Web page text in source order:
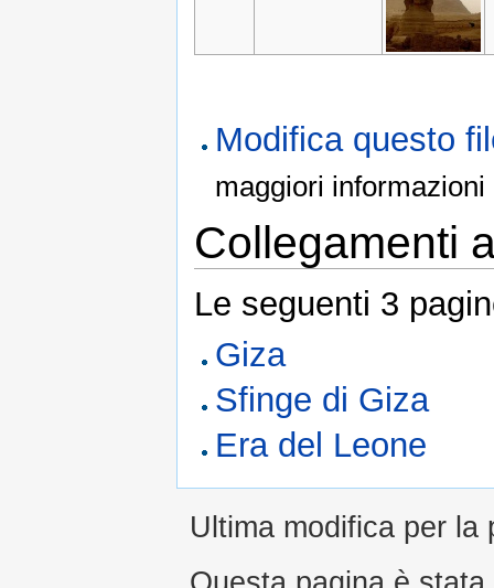
Modifica questo
maggiori
Collegamenti
Le seguenti 3
Giza
Sfinge di Giza
Era del Leone
Ultima modifica per la